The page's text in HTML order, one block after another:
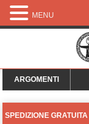
ARGOMENTI
SPEDIZIONE GRATUITA
MENU